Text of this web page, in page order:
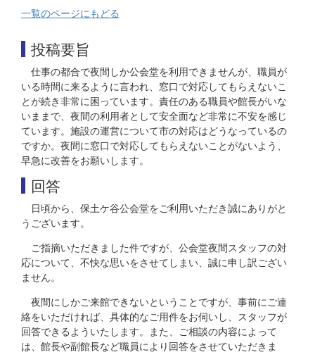
一覧のページにもどる
投稿要旨
仕事の都合で夜間しか公会堂を利用できませんが、職員が
いる時間に来るように言われ、窓口で対応してもらえないこ
とが続き非常に困っています。責任のある職員や館長がいな
いままで、夜間の利用者として安全面など非常に不安を感じ
ています。施設の運営について市の対応はどうなっているの
ですか。夜間に窓口で対応してもらえないことがないよう、
早急に改善をお願いします。
回答
日頃から、保土ケ谷公会堂をご利用いただき誠にありがと
うございます。
ご指摘いただきました件ですが、公会堂夜間スタッフの対
応について、不快な思いをさせてしまい、誠に申し訳ござい
ません。
夜間にしかご来館できないということですが、事前にご連
絡をいただければ、具体的なご用件をお伺いし、スタッフが
回答できるよういたします。また、ご相談の内容によって
は、館長や副館長など職員により回答をさせていただきま